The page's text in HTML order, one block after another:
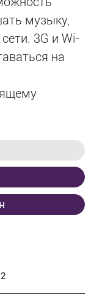
музыку,
3G и Wi-
на